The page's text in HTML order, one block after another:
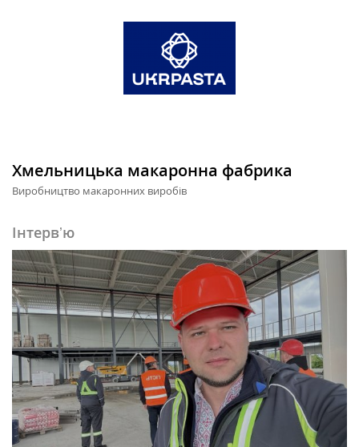
Хмельницька макаронна фабрика
Виробництво макаронних виробів
Інтервʼю